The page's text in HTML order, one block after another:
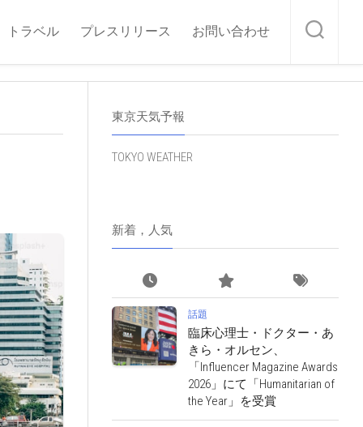
トラベル プレスリリース お問い合わせ
東京天気予報
TOKYO WEATHER
新着，人気
話題
臨床心理士・ドクター・あ
きら・オルセン、
「Influencer Magazine Awards
2026」にて「Humanitarian of
the Year」を受賞